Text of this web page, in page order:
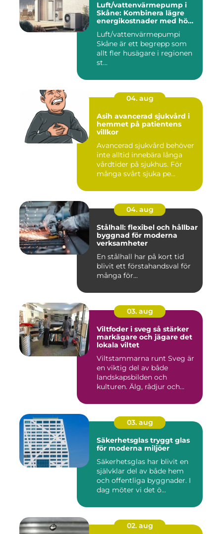
Luft/vattenvärmepump i
Skåne: Kombinera lägre
energikostnader med hög
komfort
Luft/vattenvärmepumpi
Skåne är ett begrepp som
allt fler husägare i regionen
st...
04. aug
Asih avancerad sjukvård i
hemmet på patientens
villkor
Avancerad sjukvård behöver
inte alltid innebära långa
vårdtider på sjukhus. För
många svårt sjuka pe...
04. aug
Stålhall: flexibel och hållbar
byggnad för moderna
verksamheter
En stålhall har på kort tid
blivit ett förstahandsval för
många för...
03. aug
Viltfoder i sveg så stärker
markägare och jägare det
lokala viltet
Viltstammarna runt Sveg är
en viktig del av både
landskapsbilden och
kulturen. Älg, rådjur och
03. aug
Säkerhetsglas tryggt glas
för moderna miljöer
Säkerhetsglas har blivit en
självklar del av både hem
och offentliga byggnader. I
dag möter vi det ö...
02. aug